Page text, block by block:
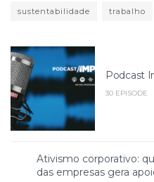
sustentabilidade trabalho
Podcast
30 EPISODE
Ativismo corporativo:
das empresas gera